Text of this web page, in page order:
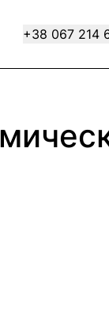
Contact
+38 067 214